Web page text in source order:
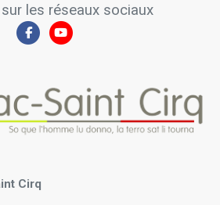
les réseaux sociaux
Cirq